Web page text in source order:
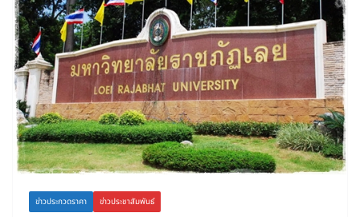
ข่าวประกวดราคา ข่าวประชาสัมพันธ์